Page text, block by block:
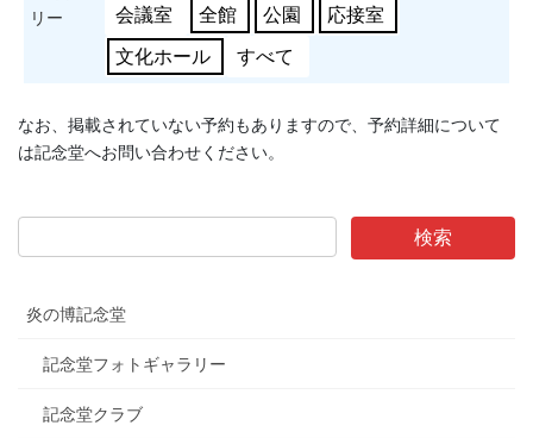
リー
会議室 全館 公園 応接室
文化ホール すべて
なお、掲載されていない予約もありますので、予約詳細について
は記念堂へお問い合わせください。
炎の博記念堂
記念堂フォトギャラリー
記念堂クラブ